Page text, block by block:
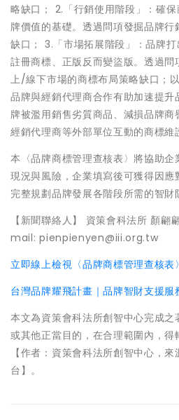
略缺口； 2.「行銷使用階段」：確
牌價值的基礎。透過問項發掘品牌
缺口； 3.「市場拓展階段」：品牌
註冊商標、正版反而變盜版。透過
上/線下市場的商標布局策略缺口；
品牌與經銷代理商合作有助加速提
牌被濫用銷售劣質商品、減損品牌
經銷代理商等外部單位互動的商標維
本〈品牌商標管理查核表〉將協助
現況與風險，企業填寫後可獲得因應
完整規劃品牌發展各階段所需的智財
【新聞聯絡人】 資策會科法所 顏
mail: pienpienyen@iii.org.tw
立即線上檢視〈品牌商標管理查核表〉
台灣品牌耀飛計畫｜品牌智財支援服
本文為資策會科法所創智中心完成
或其他正當目的，在合理範圍內，
【作者：資策會科法所創智中心，
台】。